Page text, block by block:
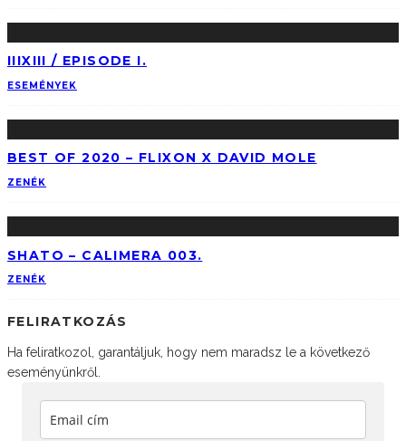
IIIXIII / EPISODE I.
ESEMÉNYEK
BEST OF 2020 – FLIXON X DAVID MOLE
ZENÉK
SHATO – CALIMERA 003.
ZENÉK
FELIRATKOZÁS
Ha feliratkozol, garantáljuk, hogy nem maradsz le a következő
eseményünkről.